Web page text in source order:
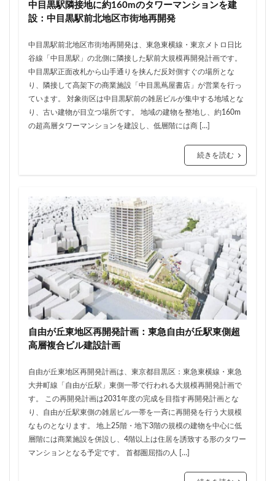
中目黒駅隣接地に約160mのタワーマンションを建
設：中目黒駅前北地区市街地再開発
中目黒駅前北地区市街地再開発は、東急東横線・東京メトロ日比
谷線「中目黒駅」の北側に隣接した駅前大規模再開発計画です。
中目黒駅正面改札から山手通りを挟んだ反対側すぐの場所とな
り、隣接して高架下の商業施設「中目黒蔦屋書店」が営業を行っ
ています。 対象街区は中目黒駅前の雑居ビルが集中する地域とな
り、古い建物が目立つ場所です。 地域の建物を整地し、約160m
の超高層タワーマンションを建設し、低層階には商 […]
続きを読む
自由が丘東地区再開発計画：東急自由が丘駅東側超
高層複合ビル建設計画
自由が丘東地区再開発計画は、東京都目黒区：東急東横線・東急
大井町線「自由が丘駅」東側一帯で行われる大規模再開発計画で
す。 この再開発計画は2031年度の完成を目指す再開発計画とな
り、自由が丘駅東側の雑居ビル一帯を一斉に再開発を行う大規模
なものとなります。 地上25階・地下3階の規模の建物を中心に低
層階には商業施設を併設し、4階以上は住居を誘致する形のタワー
マンションとなる予定です。 首都圏屈指の人 […]
グラングリーン大阪 グランスタ グリーン車
サッカースタジアム サブカルチャー
ザ 豊海タワー マリン&スカイ シャポー新小岩
ジブリパーク スタジアム スタートアップ
ステーションAi スマートシティ ソニーパーク
タワマン タワーマンション テーマパーク
トヨタ トヨタ自動車 ニュウマン高輪
バリアフリー
ホーム増設 ボールパーク ポンテグランデTOKYO
マンション ミナモア モバイルICOCA
ヨドバシカメラ ライブハウス ラウンドアバウト
リニア ルミネ ロータリー 三井不動産
三井住友銀行 三島駅 三河安城 三河島駅
三田 三田駅 三菱UFJ銀行 三越
三軒茶屋 三郷市 上板橋 上瀬谷通信施設跡地
上野 上野動物園 上野東京ライン 上野駅
中央区 中央線 中央自動車道 中央道
中野サンプラザ 中野区 中野区役所 中野駅
丸の内 丸の内TOEI 丸の内警察署 乃木坂
久屋大通 久屋大通公園 九条